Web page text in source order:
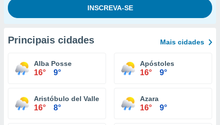
Principais cidades Mais cidades
Alba Posse
16° 9°
Apóstoles
16° 9°
Aristóbulo del Valle
16° 8°
Azara
16° 9°